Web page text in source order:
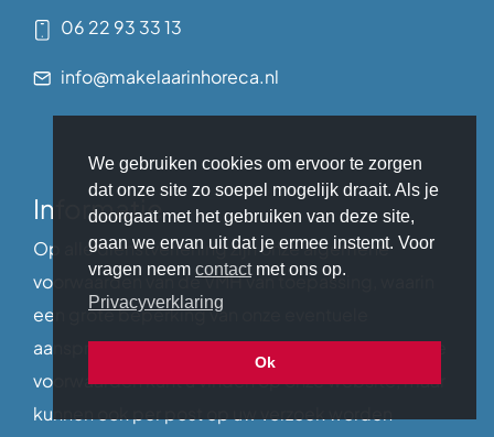
06 22 93 33 13
info@makelaarinhoreca.nl
Informatie
Op alle dienstverlening zijn onze algemene
voorwaarden van de VMH van toepassing, waarin
een grote beperking van onze eventuele
aansprakelijkheid is opgenomen. Deze algemene
voorwaarden kunt u vinden op onze website, maar
kunnen ook per post op uw verzoek worden
We gebruiken cookies om ervoor te zorgen
dat onze site zo soepel mogelijk draait. Als je
doorgaat met het gebruiken van deze site,
gaan we ervan uit dat je ermee instemt. Voor
vragen neem contactmet ons op.
Privacyverklaring
Ok